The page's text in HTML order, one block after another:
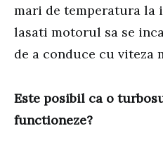
mari de temperatura la
lasati motorul sa se
de a conduce cu viteza
Este posibil ca o
functioneze?